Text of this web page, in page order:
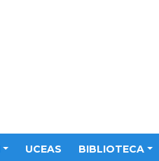
UCEAS BIBLIOTECA